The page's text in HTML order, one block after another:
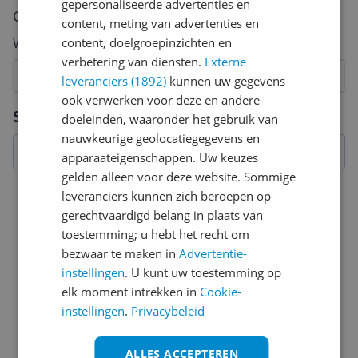
Specificaties
Belangrijkste kenmerken
8003299360468
Cijfer
Welk cijfer geef jij dit product?
8
7
6
5
4
3
2
Vraag 1 van 4
gepersonaliseerde advertenties en
content, meting van advertenties en
content, doelgroepinzichten en
verbetering van diensten. Externe
leveranciers (1892) kunnen uw gegevens
ook verwerken voor deze en andere
doeleinden, waaronder het gebruik van
nauwkeurige geolocatiegegevens en
apparaateigenschappen. Uw keuzes
gelden alleen voor deze website. Sommige
leveranciers kunnen zich beroepen op
gerechtvaardigd belang in plaats van
toestemming; u hebt het recht om
bezwaar te maken inAdvertentie-
instellingen. U kunt uw toestemming op
elk moment intrekken in Cookie-
instellingen. Privacybeleid
ALLES ACCEPTEREN